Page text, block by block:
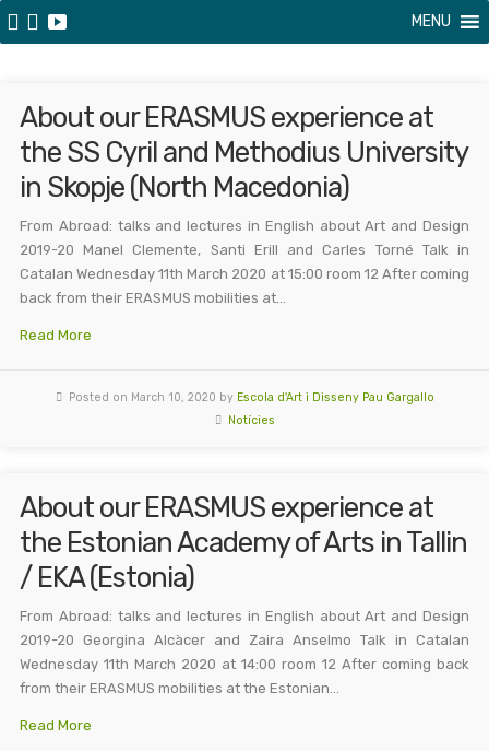
MENU
About our ERASMUS experience at
the SS Cyril and Methodius University
in Skopje (North Macedonia)
From Abroad: talks and lectures in English about Art and Design
2019-20 Manel Clemente, Santi Erill and Carles Torné Talk in
Catalan Wednesday 11th March 2020 at 15:00 room 12 After coming
back from their ERASMUS mobilities at…
Read More
Posted on March 10, 2020 by Escola d'Art i Disseny Pau Gargallo
Notícies
About our ERASMUS experience at
the Estonian Academy of Arts in Tallin
/ EKA (Estonia)
From Abroad: talks and lectures in English about Art and Design
2019-20 Georgina Alcàcer and Zaira Anselmo Talk in Catalan
Wednesday 11th March 2020 at 14:00 room 12 After coming back
from their ERASMUS mobilities at the Estonian…
Read More